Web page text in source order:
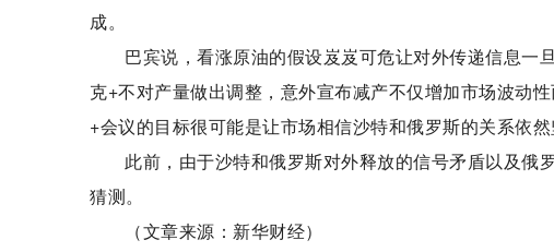
成。
巴宾说，看涨原油的假设岌岌可危让对外传递信息一
克+不对产量做出调整，意外宣布减产不仅增加市场波动
+会议的目标很可能是让市场相信沙特和俄罗斯的关系依
此前，由于沙特和俄罗斯对外释放的信号矛盾以及俄
猜测。
（文章来源：新华财经）